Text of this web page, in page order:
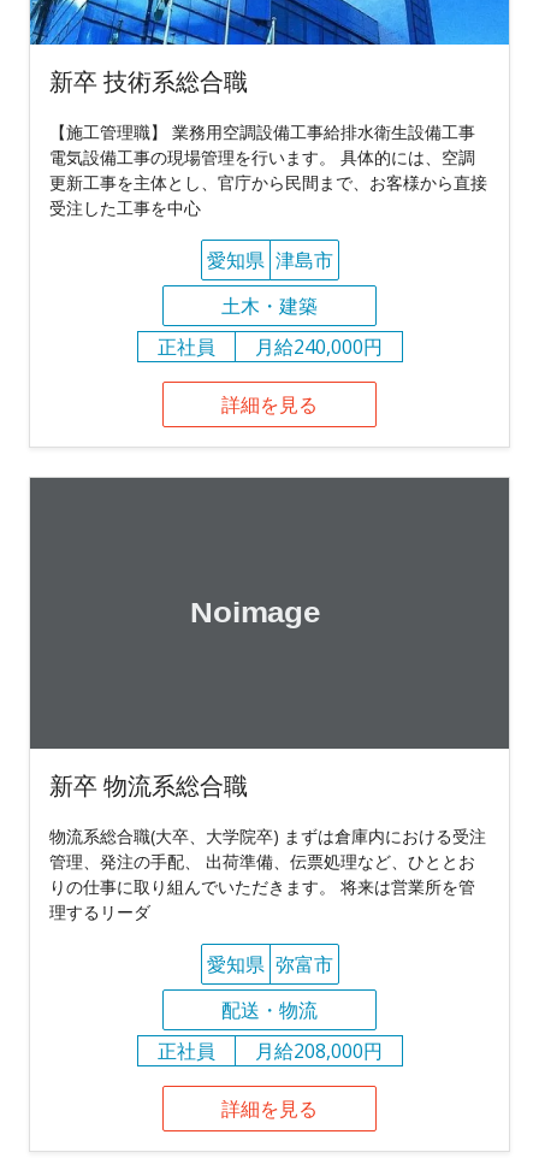
新卒 技術系総合職
【施工管理職】 業務用空調設備工事給排水衛生設備工事
電気設備工事の現場管理を行います。 具体的には、空調
更新工事を主体とし、官庁から民間まで、お客様から直接
受注した工事を中心
愛知県 津島市
土木・建築
正社員
月給240,000円
詳細を見る
新卒 物流系総合職
物流系総合職(大卒、大学院卒) まずは倉庫内における受注
管理、発注の手配、 出荷準備、伝票処理など、ひととお
りの仕事に取り組んでいただきます。 将来は営業所を管
理するリーダ
愛知県 弥富市
配送・物流
正社員
月給208,000円
詳細を見る